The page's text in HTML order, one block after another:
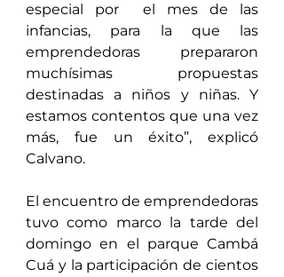
especial por  el mes de las
infancias, para la que las
emprendedoras prepararon
muchísimas propuestas
destinadas a niños y niñas. Y
estamos contentos que una vez
más, fue un éxito”, explicó
Calvano.
El encuentro de emprendedoras
tuvo como marco la tarde del
domingo en el parque Cambá
Cuá y la participación de cientos